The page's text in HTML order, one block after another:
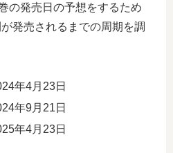
の発売日の予想をするため
発売されるまでの周期を調
年4月23日
年9月21日
年4月23日